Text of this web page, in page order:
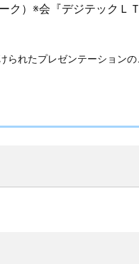
ク）※会『デジテックＬ
れたプレゼンテーションの